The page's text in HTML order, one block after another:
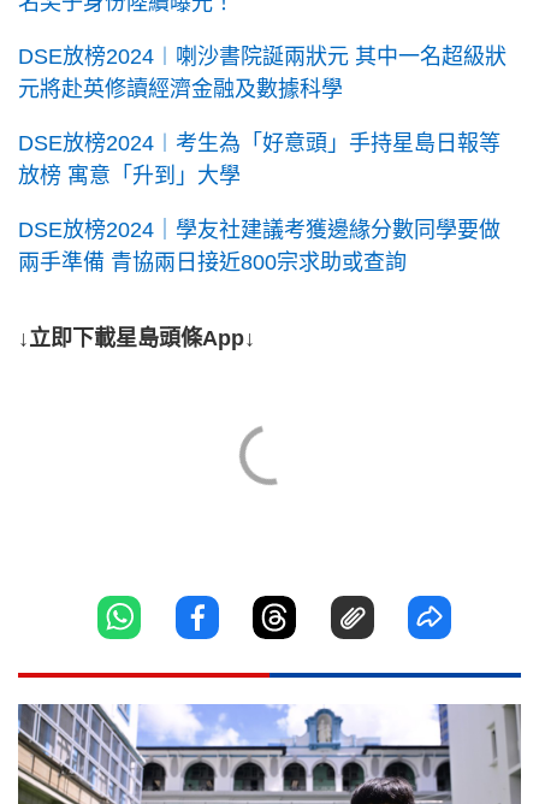
DSE放榜2024︱喇沙書院誕兩狀元 其中一名超級狀
元將赴英修讀經濟金融及數據科學
DSE放榜2024︱考生為「好意頭」手持星島日報等
放榜 寓意「升到」大學
DSE放榜2024｜學友社建議考獲邊緣分數同學要做
兩手準備 青協兩日接近800宗求助或查詢
↓立即下載星島頭條App↓